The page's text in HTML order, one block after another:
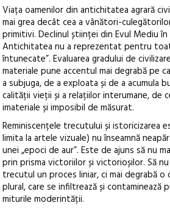
Viața oamenilor din antichitatea agrară
mai grea decât cea a vânători-
primitivi. Declinul științei din Evul Mediu
Antichitatea nu a reprezentat pentru
întunecate”. Evaluarea gradului de
materiale pune accentul mai degrabă pe
a subjuga, de a exploata și de a acumula
calității vieții și a relațiilor interumane, de
imateriale și imposibil de măsurat.
Reminiscențele trecutului și istoricizarea
limita la artele vizuale) nu înseamnă
unei „epoci de aur”. Este de ajuns să nu
prin prisma victoriilor și victorioșilor. Să
trecutul un proces liniar, ci mai degrabă
plural, care se infiltrează și contaminează
miturile moderintății.